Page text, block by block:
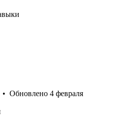
• Обновлено 4 февраля